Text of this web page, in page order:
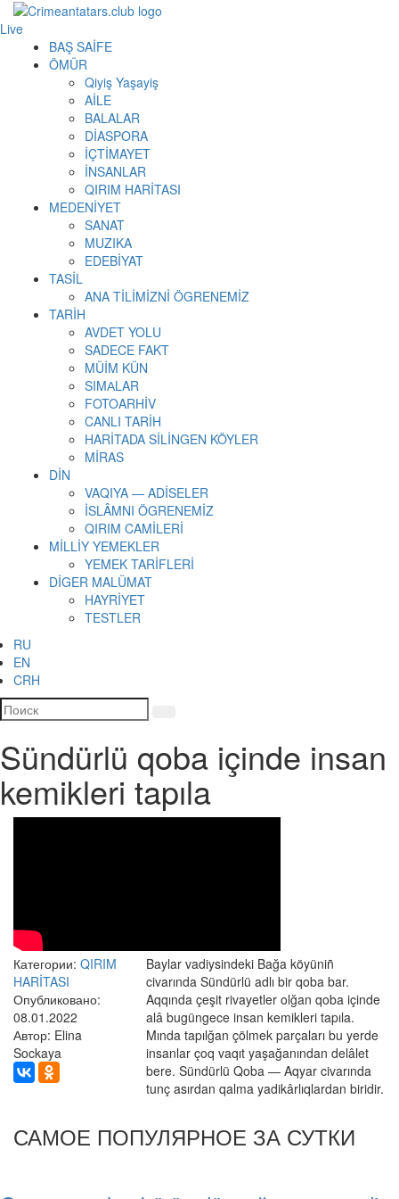
Live
BAŞ SAİFE
ÖMÜR
Qiyiş Yaşayiş
AİLE
BALALAR
DİASPORA
İÇTİMAYET
İNSANLAR
QIRIM HARİTASI
MEDENİYET
SANAT
MUZIKA
EDEBİYAT
TASİL
ANA TİLİMİZNİ ÖGRENEMİZ
TARİH
AVDET YOLU
SADECE FAKT
MÜİM KÜN
SIMАLAR
FOTOARHİV
CANLI TARİH
HARİTADA SİLİNGEN KÖYLER
MİRAS
DİN
VAQIYA — ADİSELER
İSLÂMNI ÖGRENEMİZ
QIRIM CAMİLERİ
MİLLİY YEMEKLER
YEMEK TARİFLERİ
DİGER MALÜMAT
HAYRİYET
TESTLER
RU
EN
CRH
Sündürlü qoba içinde insan
kemikleri tapıla
Категории: QIRIM
HARİTASI
Опубликовано:
08.01.2022
Автор: Elina
Sockaya
Baylar vadiysindeki Bağa köyüniñ
civarında Sündürlü adlı bir qoba bar.
Aqqında çeşit rivayetler olğan qoba içinde
alâ bugüngece insan kemikleri tapıla.
Mında tapılğan çölmek parçaları bu yerde
insanlar çoq vaqıt yaşağanından delâlet
bere. Sündürlü Qoba — Aqyar civarında
tunç asırdan qalma yadikârlıqlardan biridir.
САМОЕ ПОПУЛЯРНОЕ ЗА СУТКИ